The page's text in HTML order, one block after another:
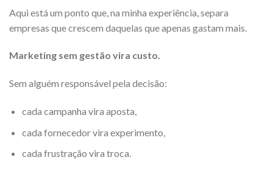
Aqui está um ponto que, na minha experiência, separa
empresas que crescem daquelas que apenas gastam mais.
Marketing sem gestão vira custo.
Sem alguém responsável pela decisão:
cada campanha vira aposta,
cada fornecedor vira experimento,
cada frustração vira troca.